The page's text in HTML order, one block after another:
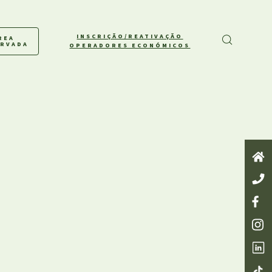
INSCRIÇÃO/REATIVAÇÃO
OPERADORES ECONÓMICOS